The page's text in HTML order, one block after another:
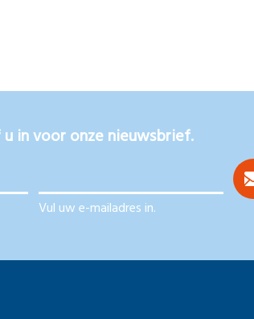
in voor onze nieuwsbrief.
Vul uw e-mailadres in.